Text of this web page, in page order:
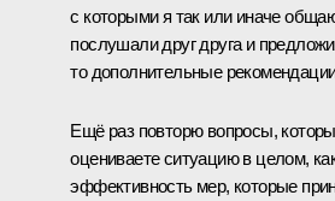
с которыми я так или иначе
послушали друг друга и
то дополнительные
Ещё раз повторю вопросы,
оцениваете ситуацию в целом,
эффективность мер, которые